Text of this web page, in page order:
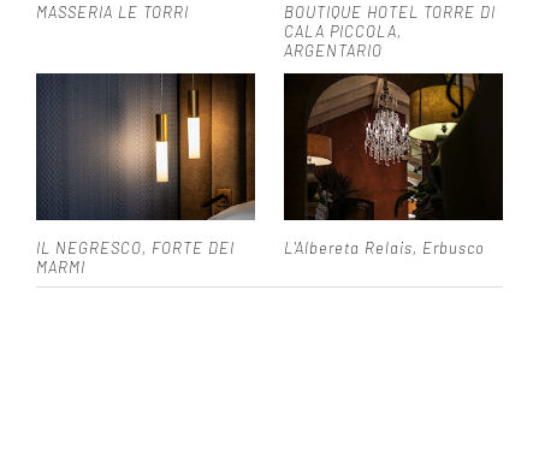
MASSERIA LE TORRI
BOUTIQUE HOTEL TORRE DI
CALA PICCOLA,
ARGENTARIO
IL NEGRESCO, FORTE DEI
MARMI
L'Albereta Relais, Erbusco